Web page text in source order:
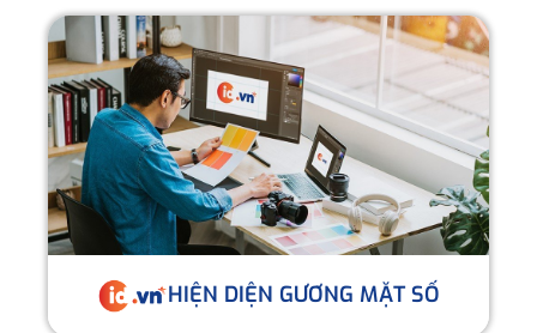
HIỆN DIỆN GƯƠNG MẶT SỐ